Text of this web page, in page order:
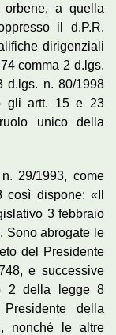
orbene, a quella
il d.P.R.
dirigenziali
comma 2 d.lgs.
d.lgs. n. 80/1998
gli artt. 15 e 23
unico della
29/1993, come
così dispone: «Il
3 febbraio
Sono abrogate le
del Presidente
e successive
2 della legge 8
della
nonché le altre